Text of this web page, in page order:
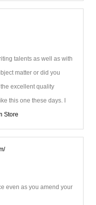
talents as well as with
matter or did you
excellent quality
this one these days. I
Store
even as you amend your